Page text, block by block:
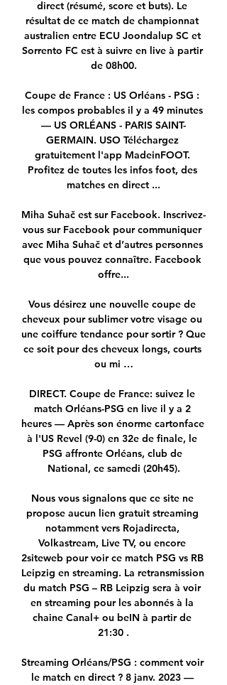
direct (résumé, score et buts). Le
résultat de ce match de championnat
australien entre ECU Joondalup SC et
Sorrento FC est à suivre en live à partir
de 08h00.
Coupe de France : US Orléans - PSG :
les compos probables il y a 49 minutes
— US ORLÉANS - PARIS SAINT-
GERMAIN. USO Téléchargez
gratuitement l'app MadeinFOOT.
Profitez de toutes les infos foot, des
matches en direct ...
Miha Suhač est sur Facebook. Inscrivez-
vous sur Facebook pour communiquer
avec Miha Suhač et d’autres personnes
que vous pouvez connaître. Facebook
offre...
Vous désirez une nouvelle coupe de
cheveux pour sublimer votre visage ou
une coiffure tendance pour sortir ? Que
ce soit pour des cheveux longs, courts
ou mi …
DIRECT. Coupe de France: suivez le
match Orléans-PSG en live il y a 2
heures — Après son énorme cartonface
à l'US Revel (9-0) en 32e de finale, le
PSG affronte Orléans, club de
National, ce samedi (20h45).
Nous vous signalons que ce site ne
propose aucun lien gratuit streaming
notamment vers Rojadirecta,
Volkastream, Live TV, ou encore
2siteweb pour voir ce match PSG vs RB
Leipzig en streaming. La retransmission
du match PSG – RB Leipzig sera à voir
en streaming pour les abonnés à la
chaine Canal+ ou beIN à partir de
21:30 .
Streaming Orléans/PSG : comment voir
le match en direct ? 8 janv. 2023 —